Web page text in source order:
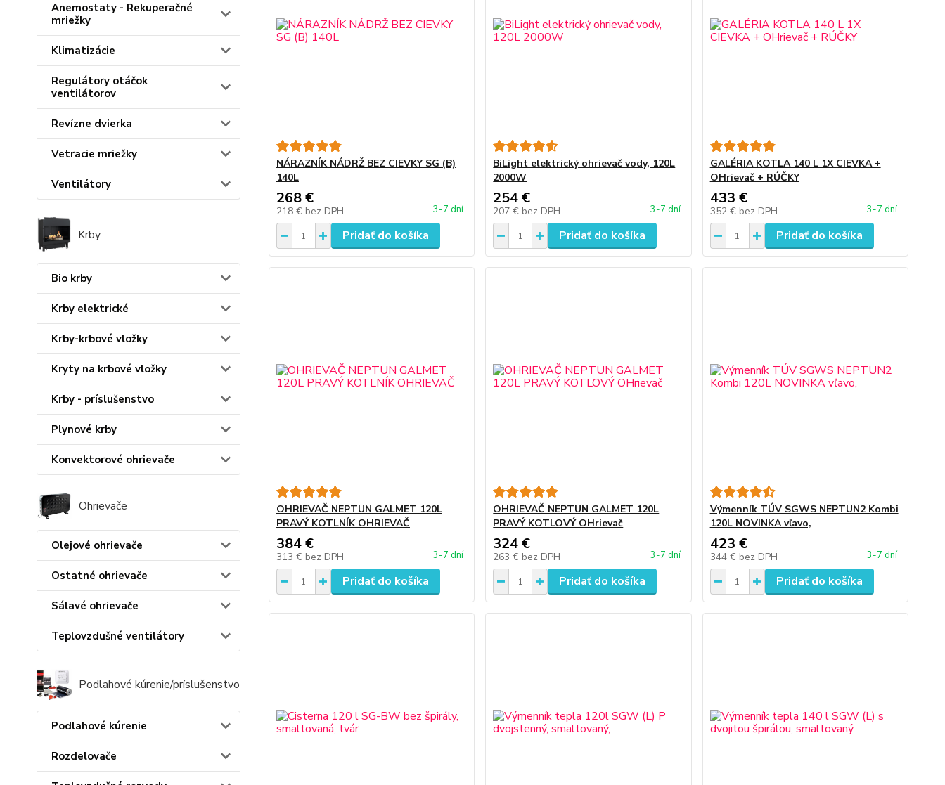
Anemostaty - Rekuperačné
mriežky
Klimatizácie
Regulátory otáčok
ventilátorov
Revízne dvierka
Vetracie mriežky
Ventilátory
Krby
Bio krby
Krby elektrické
Krby-krbové vložky
Kryty na krbové vložky
Krby - príslušenstvo
Plynové krby
Konvektorové ohrievače
Ohrievače
Olejové ohrievače
Ostatné ohrievače
Sálavé ohrievače
Teplovzdušné ventilátory
Podlahové kúrenie/príslušenstvo
Podlahové kúrenie
Rozdelovače
NÁRAZNÍK NÁDRŽ BEZ CIEVKY SG (B)
140L
268 €
218 € bez DPH 3-7 dní
Pridať do košíka
BiLight elektrický ohrievač vody, 120L
2000W
254 €
207 € bez DPH 3-7 dní
Pridať do košíka
GALÉRIA KOTLA 140 L 1X CIEVKA +
OHrievač + RÚČKY
433 €
352 € bez DPH 3-7 dní
Pridať do košíka
OHRIEVAČ NEPTUN GALMET 120L
PRAVÝ KOTLNÍK OHRIEVAČ
384 €
313 € bez DPH 3-7 dní
Pridať do košíka
OHRIEVAČ NEPTUN GALMET 120L
PRAVÝ KOTLOVÝ OHrievač
324 €
263 € bez DPH 3-7 dní
Pridať do košíka
Výmenník TÚV SGWS NEPTUN2 Kombi
120L NOVINKA vľavo,
423 €
344 € bez DPH 3-7 dní
Pridať do košíka